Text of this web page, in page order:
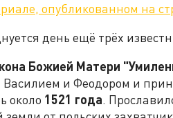
опубликованном на
день ещё трёх
Божией Матери
и Феодором и
около 1521 года.